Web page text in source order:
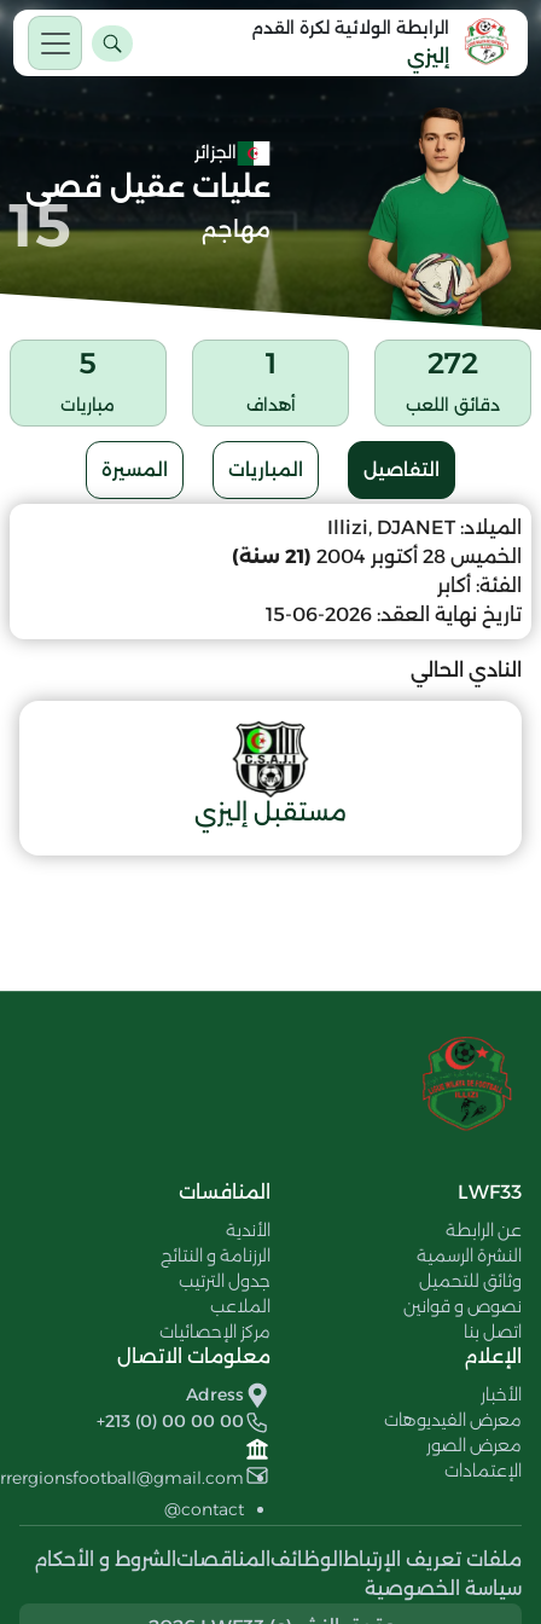
الرابطة الولائية لكرة القدم
إليزي
الجزائر
عليات عقيل قصى
مهاجم 15
272
دقائق اللعب
1
أهداف
5
مباريات
التفاصيل المباريات المسيرة
الميلاد: Illizi, DJANET
الخميس 28 أكتوبر 2004
(21 سنة)
الفئة: أكابر
تاريخ نهاية العقد: 2026-06-15
النادي الحالي
مستقبل إليزي
LWF33
عن الرابطة
النشرة الرسمية
وثائق للتحميل
نصوص و قوانين
اتصل بنا
المنافسات
الأندية
الرزنامة و النتائج
جدول الترتيب
الملاعب
مركز الإحصائيات
الإعلام
الأخبار
معرض الفيديوهات
معرض الصور
الإعتمادات
معلومات الاتصال
Adress
+213 (0) 00 00 00
contact@
ملفات تعريف الإرتباط الوظائف المناقصات الشروط و الأحكام
سياسة الخصوصية